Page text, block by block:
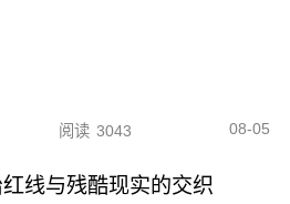
阅读 3043 08-05
线与残酷现实的交织